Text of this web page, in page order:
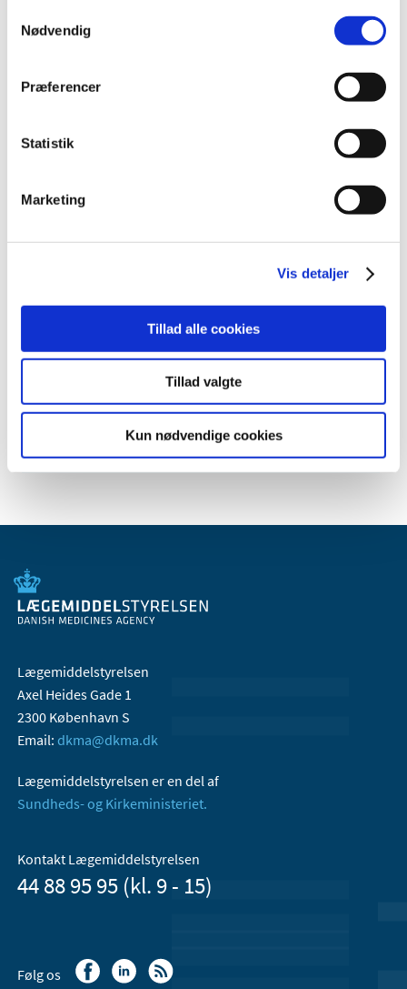
Nødvendig
Præferencer
Statistik
Marketing
Vis detaljer
Tillad alle cookies
Tillad valgte
Kun nødvendige cookies
2021 (15)
2019 (12)
september (3)
2016 (19)
Lægemiddelstyrelsen
Axel Heides Gade 1
2300 København S
Email: dkma@dkma.dk
Lægemiddelstyrelsen er en del af
Sundheds- og Kirkeministeriet.
Kontakt Lægemiddelstyrelsen
44 88 95 95 (kl. 9 - 15)
Følg os